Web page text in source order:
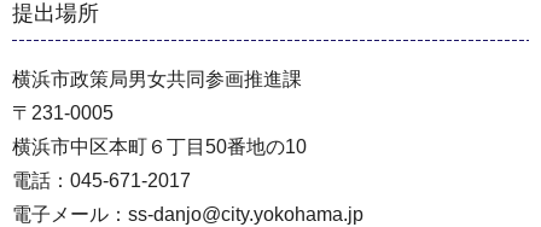
提出場所
横浜市政策局男女共同参画推進課
〒231-0005
横浜市中区本町６丁目50番地の10
電話：045-671-2017
電子メール：ss-danjo@city.yokohama.jp